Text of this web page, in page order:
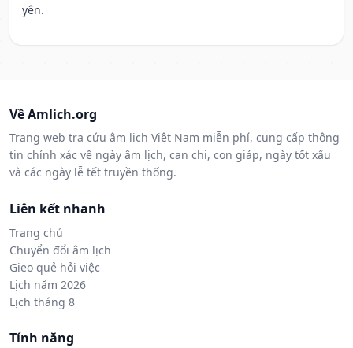
yên.
Về Amlich.org
Trang web tra cứu âm lịch Việt Nam miễn phí, cung cấp thông
tin chính xác về ngày âm lịch, can chi, con giáp, ngày tốt xấu
và các ngày lễ tết truyền thống.
Liên kết nhanh
Trang chủ
Chuyển đổi âm lịch
Gieo quẻ hỏi việc
Lịch năm 2026
Lịch tháng 8
Tính năng